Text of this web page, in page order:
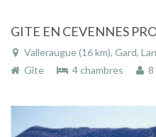
GITE EN CEVENNES
Valleraugue (16 km), Gard,
Gîte
4 chambres 8